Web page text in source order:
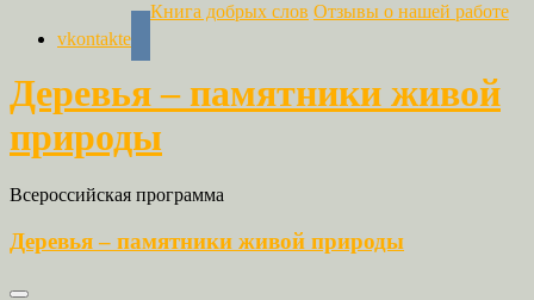
vkontakte
Книга добрых слов Отзывы о нашей работе
Деревья – памятники живой
природы
Всероссийская программа
Деревья – памятники живой природы